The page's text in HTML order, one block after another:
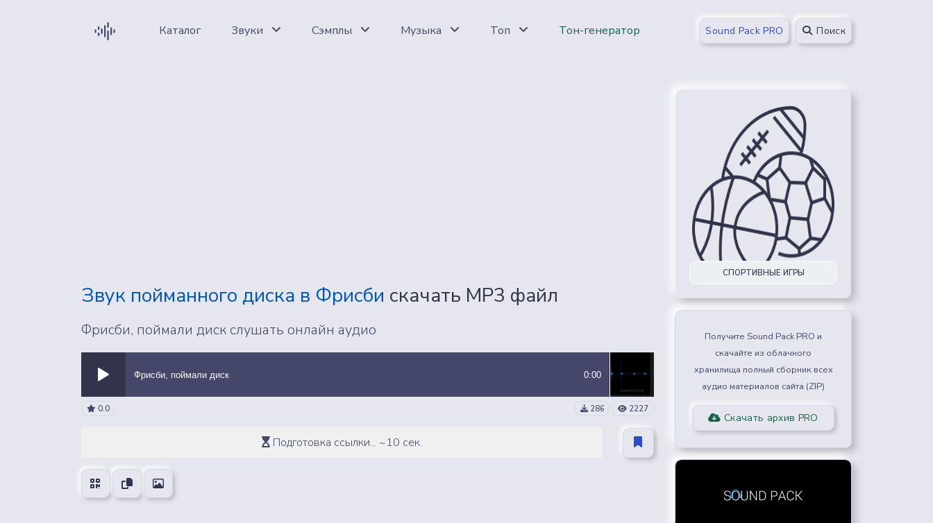
Каталог Звуки Сэмплы Музыка Топ Тон-генератор Sound Pack PRO Поиск
Звук пойманного диска в Фрисби скачать MP3 файл
Фрисби, поймали диск слушать онлайн аудио
Фрисби, поймали диск 0:00
0.0 286 2227
Подготовка ссылки... ~10 сек.
СПОРТИВНЫЕ ИГРЫ
Получите Sound Pack PRO и
скачайте из облачного
хранилища полный сборник всех
аудио материалов сайта (ZIP)
Скачать архив PRO